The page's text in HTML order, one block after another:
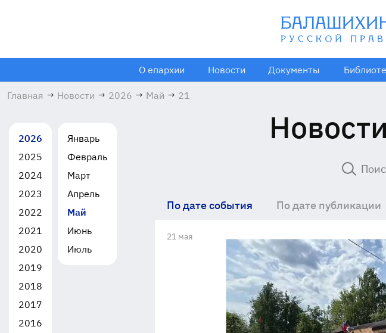
О епархии Новости Документы
Главная → Новости → 2026 → Май → 21
2026
2025
2024
2023
2022
2021
2020
2019
2018
2017
2016
Январь
Февраль
Март
Апрель
Май
Июнь
Июль
По дате события По дате публикации
21 мая